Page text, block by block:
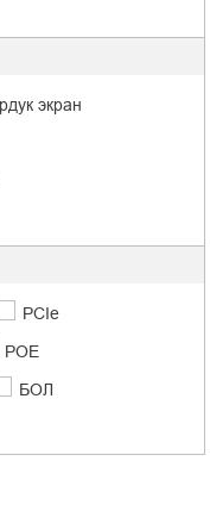
экран
PCIe
POE
БОЛ